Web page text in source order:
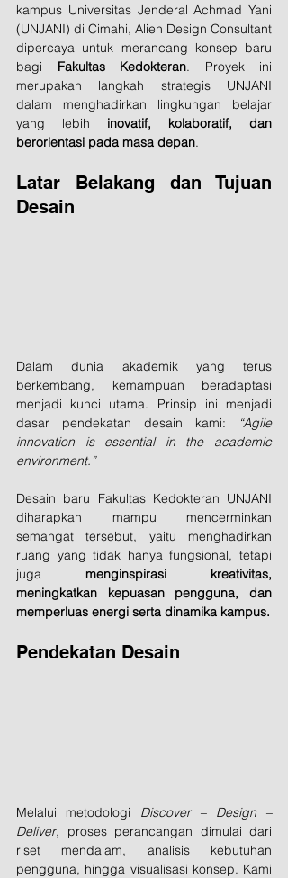
kampus Universitas Jenderal Achmad Yani
(UNJANI) di Cimahi, Alien Design Consultant
dipercaya untuk merancang konsep baru
bagi Fakultas Kedokteran. Proyek ini
merupakan langkah strategis UNJANI
dalam menghadirkan lingkungan belajar
yang lebih inovatif, kolaboratif, dan
berorientasi pada masa depan.
Latar Belakang dan Tujuan
Desain
Dalam dunia akademik yang terus
berkembang, kemampuan beradaptasi
menjadi kunci utama. Prinsip ini menjadi
dasar pendekatan desain kami:
“Agile
innovation is essential in the academic
environment.”
Desain baru Fakultas Kedokteran UNJANI
diharapkan mampu mencerminkan
semangat tersebut, yaitu menghadirkan
ruang yang tidak hanya fungsional, tetapi
juga menginspirasi kreativitas,
meningkatkan kepuasan pengguna, dan
memperluas energi serta dinamika kampus.
Pendekatan Desain
Melalui metodologi Discover – Design –
Deliver, proses perancangan dimulai dari
riset mendalam, analisis kebutuhan
pengguna, hingga visualisasi konsep. Kami